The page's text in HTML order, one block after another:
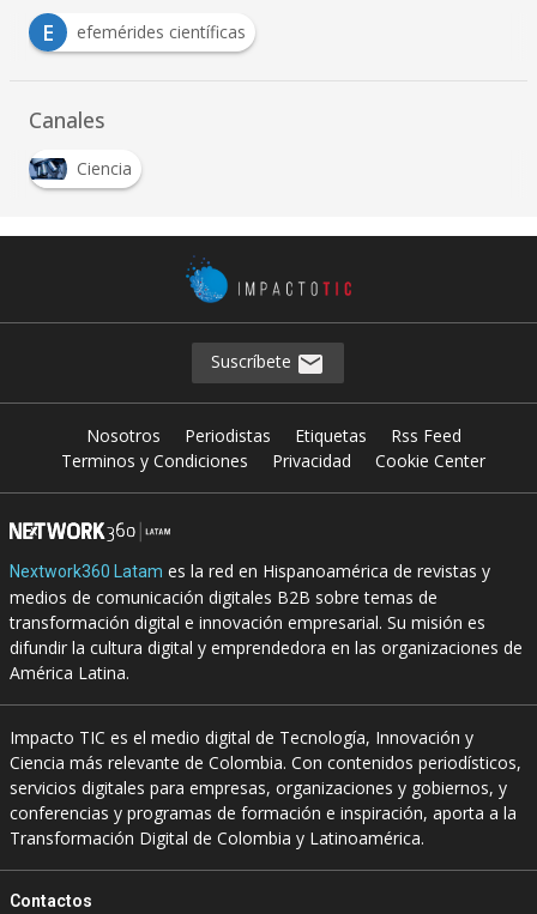
E
efemérides científicas
Canales
Ciencia
Suscríbete
Nosotros Periodistas Etiquetas
Rss Feed
Terminos y Condiciones
Privacidad Cookie Center
Nextwork360 Latam es la red en Hispanoamérica de revistas y
medios de comunicación digitales B2B sobre temas de
transformación digital e innovación empresarial. Su misión es
difundir la cultura digital y emprendedora en las organizaciones de
América Latina.
Impacto TIC es el medio digital de Tecnología, Innovación y
Ciencia más relevante de Colombia. Con contenidos periodísticos,
servicios digitales para empresas, organizaciones y gobiernos, y
conferencias y programas de formación e inspiración, aporta a la
Transformación Digital de Colombia y Latinoamérica.
Contactos